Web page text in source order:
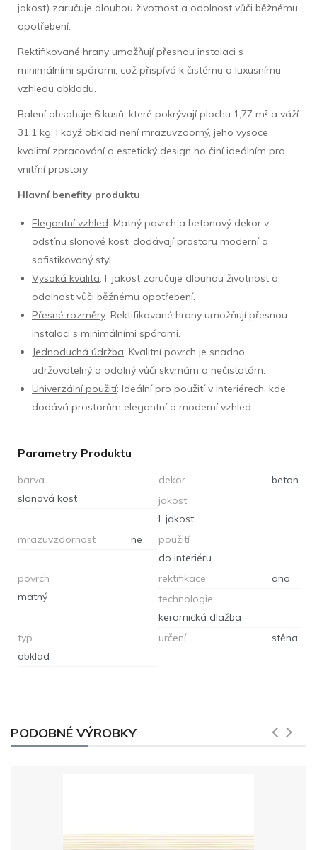
jakost) zaručuje dlouhou životnost a odolnost vůči běžnému
opotřebení.
Rektifikované hrany umožňují přesnou instalaci s
minimálními spárami, což přispívá k čistému a luxusnímu
vzhledu obkladu.
Balení obsahuje 6 kusů, které pokrývají plochu 1,77 m² a váží
31,1 kg. I když obklad není mrazuvzdorný, jeho vysoce
kvalitní zpracování a estetický design ho činí ideálním pro
vnitřní prostory.
Hlavní benefity produktu
Elegantní vzhled: Matný povrch a betonový dekor v
odstínu slonové kosti dodávají prostoru moderní a
sofistikovaný styl.
Vysoká kvalita: I. jakost zaručuje dlouhou životnost a
odolnost vůči běžnému opotřebení.
Přesné rozměry: Rektifikované hrany umožňují přesnou
instalaci s minimálními spárami.
Jednoduchá údržba: Kvalitní povrch je snadno
udržovatelný a odolný vůči skvrnám a nečistotám.
Univerzální použití: Ideální pro použití v interiérech, kde
dodává prostorům elegantní a moderní vzhled.
Parametry Produktu
barva
slonová kost
dekor
beton
jakost
I. jakost
mrazuvzdornost
ne
použití
do interiéru
povrch
matný
rektifikace
ano
technologie
keramická dlažba
typ
obklad
určení stěna
PODOBNÉ VÝROBKY